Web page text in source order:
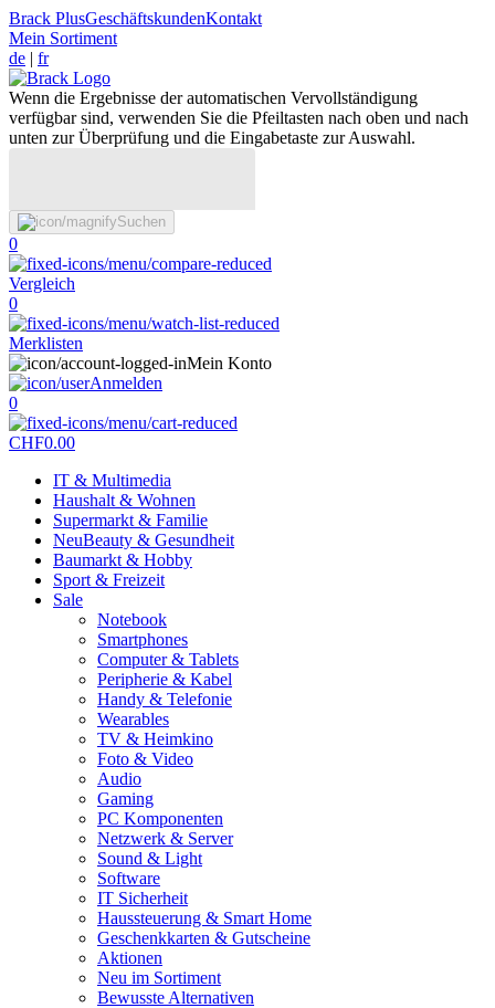
Brack PlusGeschäftskundenKontakt
Mein Sortiment
de | fr
Wenn die Ergebnisse der automatischen Vervollständigung
verfügbar sind, verwenden Sie die Pfeiltasten nach oben und nach
unten zur Überprüfung und die Eingabetaste zur Auswahl.
Suchen
0
Vergleich
0
Merklisten
Mein Konto
Anmelden
0
CHF0.00
IT & Multimedia
Haushalt & Wohnen
Supermarkt & Familie
NeuBeauty & Gesundheit
Baumarkt & Hobby
Sport & Freizeit
Sale
Notebook
Smartphones
Computer & Tablets
Peripherie & Kabel
Handy & Telefonie
Wearables
TV & Heimkino
Foto & Video
Audio
Gaming
PC Komponenten
Netzwerk & Server
Sound & Light
Software
IT Sicherheit
Haussteuerung & Smart Home
Geschenkkarten & Gutscheine
Aktionen
Neu im Sortiment
Bewusste Alternativen